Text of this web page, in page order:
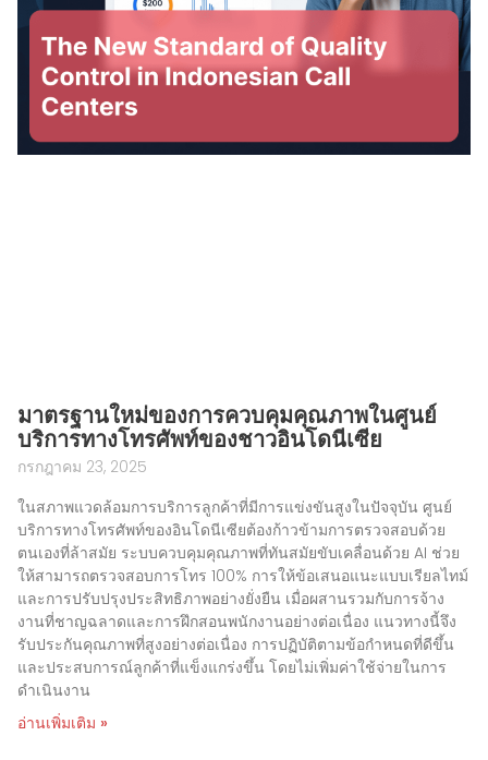
มาตรฐานใหม่ของการควบคุมคุณภาพในศูนย์
บริการทางโทรศัพท์ของชาวอินโดนีเซีย
กรกฎาคม 23, 2025
ในสภาพแวดล้อมการบริการลูกค้าที่มีการแข่งขันสูงในปัจจุบัน ศูนย์
บริการทางโทรศัพท์ของอินโดนีเซียต้องก้าวข้ามการตรวจสอบด้วย
ตนเองที่ล้าสมัย ระบบควบคุมคุณภาพที่ทันสมัยขับเคลื่อนด้วย AI ช่วย
ให้สามารถตรวจสอบการโทร 100% การให้ข้อเสนอแนะแบบเรียลไทม์
และการปรับปรุงประสิทธิภาพอย่างยั่งยืน เมื่อผสานรวมกับการจ้าง
งานที่ชาญฉลาดและการฝึกสอนพนักงานอย่างต่อเนื่อง แนวทางนี้จึง
รับประกันคุณภาพที่สูงอย่างต่อเนื่อง การปฏิบัติตามข้อกำหนดที่ดีขึ้น
และประสบการณ์ลูกค้าที่แข็งแกร่งขึ้น โดยไม่เพิ่มค่าใช้จ่ายในการ
ดำเนินงาน
อ่านเพิ่มเติม »